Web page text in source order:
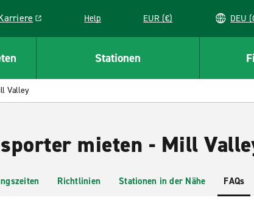
opens in a new window
Help EUR (€)
Stationen
Valley
mieten - Mill
Richtlinien Stationen in der Nähe FAQs